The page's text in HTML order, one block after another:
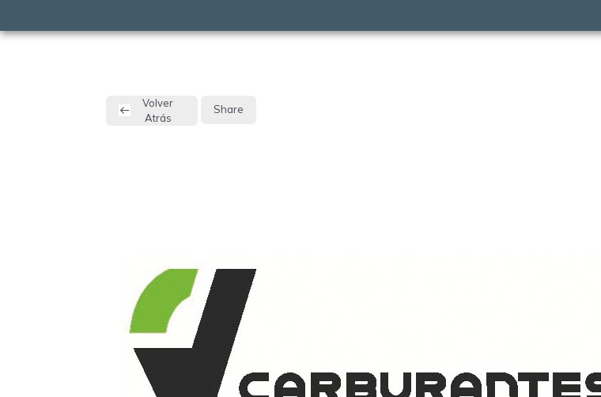
Volver
Atrás
Share